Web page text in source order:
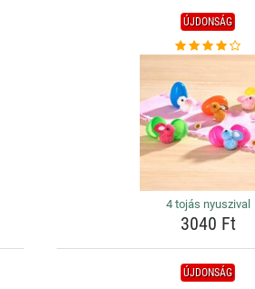
ÚJDONSÁG
4 tojás nyuszival
3040 Ft
ÚJDONSÁG